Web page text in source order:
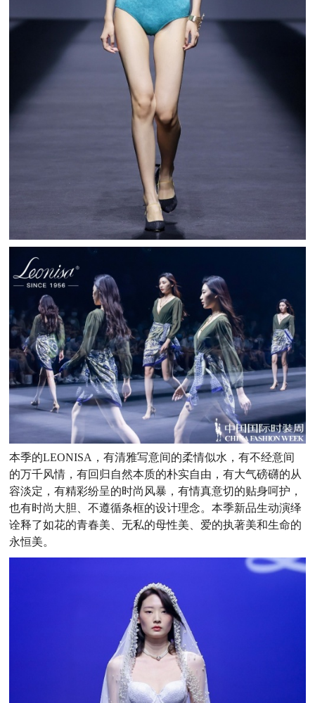
本季的LEONISA，有清雅写意间的柔情似水，有不经意间
的万千风情，有回归自然本质的朴实自由，有大气磅礴的从
容淡定，有精彩纷呈的时尚风暴，有情真意切的贴身呵护，
也有时尚大胆、不遵循条框的设计理念。本季新品生动演绎
诠释了如花的青春美、无私的母性美、爱的执著美和生命的
永恒美。